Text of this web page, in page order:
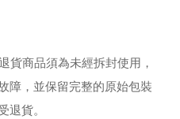
貨商品須為未經拆封使用，
障，並保留完整的原始包裝
退貨。